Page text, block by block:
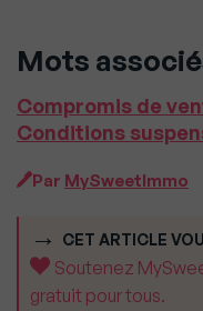
Mots
Compromis de
Conditions
Par MySweetImmo
CET ARTICLE
Soutenez
gratuit pour tous.